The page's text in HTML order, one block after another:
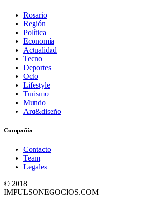
Rosario
Región
Política
Economía
Actualidad
Tecno
Deportes
Ocio
Lifestyle
Turismo
Mundo
Arq&diseño
Compañía
Contacto
Team
Legales
© 2018
IMPULSONEGOCIOS.COM